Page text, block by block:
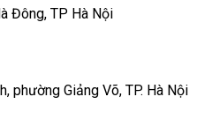
Đông, TP Hà Nội
phường Giảng Võ, TP. Hà Nội